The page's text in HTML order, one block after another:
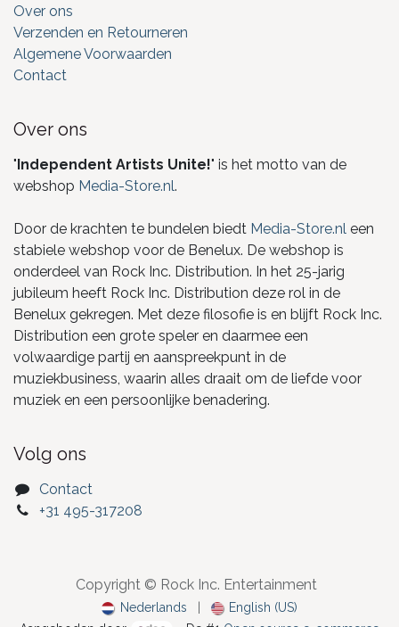
Over ons
Verzenden en Retourneren
Algemene Voorwaarden
Contact
Over ons
" Independent Artists Unite!" is het motto van de
webshop Media-Store.nl.
Door de krachten te bundelen biedt Media-Store.nl een
stabiele webshop voor de Benelux. De webshop is
onderdeel van Rock Inc. Distribution. In het 25-jarig
jubileum heeft Rock Inc. Distribution deze rol in de
Benelux gekregen. Met deze filosofie is en blijft Rock Inc.
Distribution een grote speler en daarmee een
volwaardige partij en aanspreekpunt in de
muziekbusiness, waarin alles draait om de liefde voor
muziek en een persoonlijke benadering.
Volg ons
Contact
+31 495-317208
Copyright © Rock Inc. Entertainment
Nederlands
English (US)